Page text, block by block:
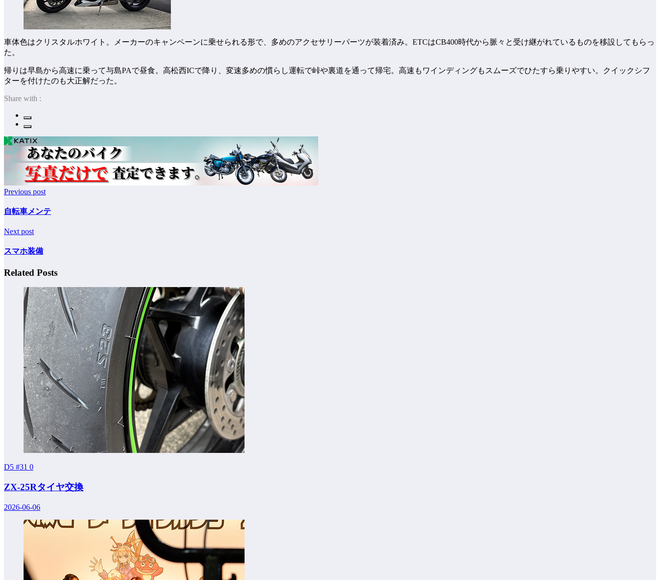
車体色はクリスタルホワイト。メーカーのキャンペーンに乗せられる形で、多めのアクセサリーパーツが装着済み。ETCはCB400時代から脈々と受け継がれているものを移設してもらっ
た。
帰りは早島から高速に乗って与島PAで昼食。高松西ICで降り、変速多めの慣らし運転で峠や裏道を通って帰宅。高速もワインディングもスムーズでひたすら乗りやすい。クイックシフ
ターを付けたのも大正解だった。
Share with :
Previous post
自転車メンテ
Next post
スマホ装備
Related Posts
D5 #31 0
ZX-25Rタイヤ交換
2026-06-06